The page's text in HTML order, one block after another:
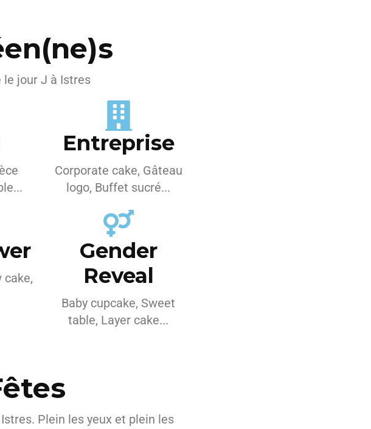
jour J à Istres
Entreprise
Corporate cake, Gâteau
logo, Buffet sucré...
cake,
Gender
Reveal
Baby cupcake, Sweet
table, Layer cake...
Plein les yeux et plein les